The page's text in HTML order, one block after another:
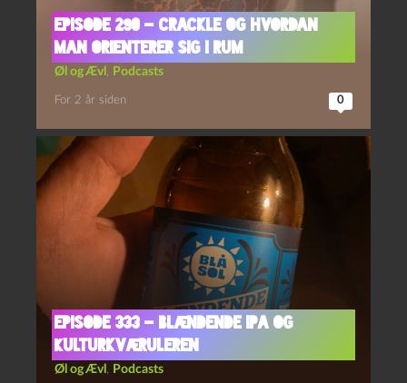
Episode 290 – Crackle og Hvordan
man orienterer sig i rum
Øl og Ævl Podcasts
For 2 år siden 0
Episode 333 – Blændende IPA og
Kulturkværuleren
Øl og Ævl Podcasts